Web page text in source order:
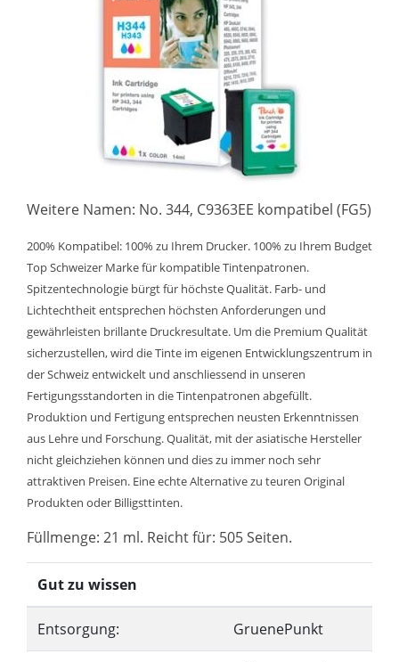
Weitere Namen: No. 344, C9363EE kompatibel (FG5)
200% Kompatibel: 100% zu Ihrem Drucker. 100% zu Ihrem Budget
Top Schweizer Marke für kompatible Tintenpatronen.
Spitzentechnologie bürgt für höchste Qualität. Farb- und
Lichtechtheit entsprechen höchsten Anforderungen und
gewährleisten brillante Druckresultate. Um die Premium Qualität
sicherzustellen, wird die Tinte im eigenen Entwicklungszentrum in
der Schweiz entwickelt und anschliessend in unseren
Fertigungsstandorten in die Tintenpatronen abgefüllt.
Produktion und Fertigung entsprechen neusten Erkenntnissen
aus Lehre und Forschung. Qualität, mit der asiatische Hersteller
nicht gleichziehen können und dies zu immer noch sehr
attraktiven Preisen. Eine echte Alternative zu teuren Original
Produkten oder Billigsttinten.
Füllmenge: 21 ml. Reicht für: 505 Seiten.
Gut zu wissen
Entsorgung: GruenePunkt